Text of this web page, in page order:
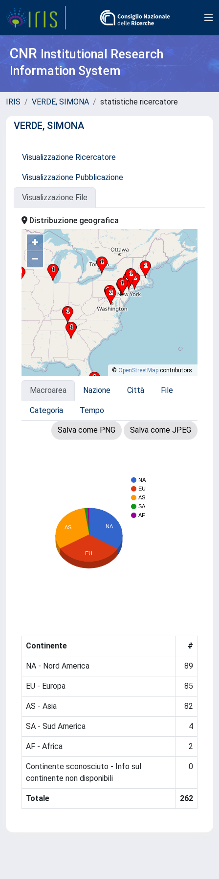
CNR Institutional Research
Information System
IRIS VERDE, SIMONA statistiche ricercatore
VERDE, SIMONA
Visualizzazione Ricercatore
Visualizzazione Pubblicazione
Visualizzazione File
Distribuzione geografica
+
–
© OpenStreetMap contributors.
Macroarea Nazione Città File
Categoria Tempo
Salva come PNG Salva come JPEG
NA
EU
AS
SA
AF
NA
AS
EU
Continente #
NA - Nord America 89
EU - Europa 85
AS - Asia 82
SA - Sud America 4
AF - Africa 2
Continente sconosciuto - Info sul
continente non disponibili
0
Totale 262